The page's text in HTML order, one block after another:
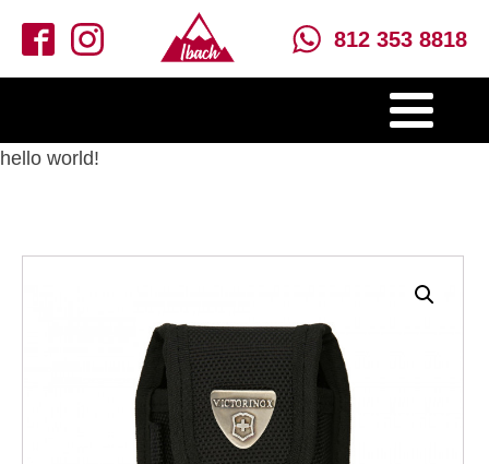
812 353 8818
hello world!